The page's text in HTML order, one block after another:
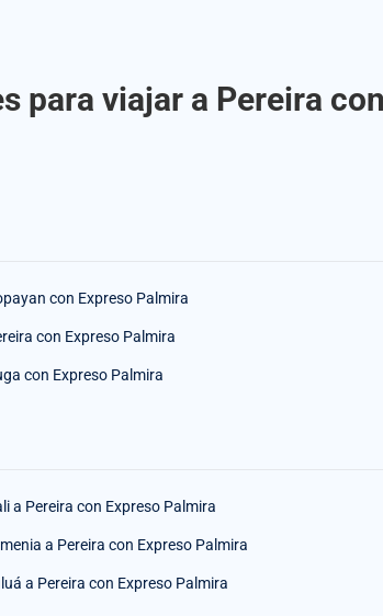
para viajar a Pereira
con Expreso Palmira
con Expreso Palmira
con Expreso Palmira
a Pereira con Expreso Palmira
a Pereira con Expreso Palmira
a Pereira con Expreso Palmira